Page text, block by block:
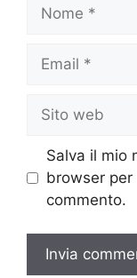
web
Salva il mio
browser per
commento.